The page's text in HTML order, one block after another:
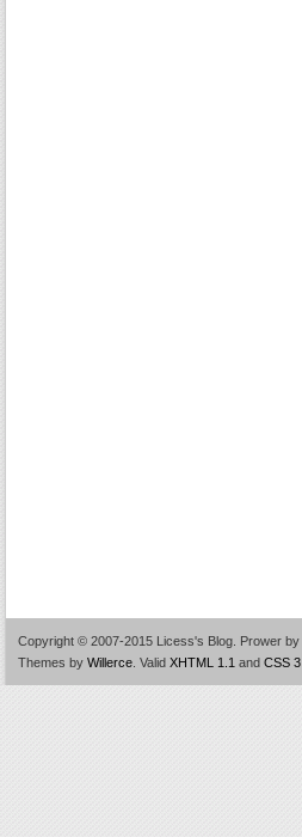
Copyright © 2007-2015 Licess's Blog. Prower by
Themes by Willerce Valid XHTML 1.1 and CSS 3